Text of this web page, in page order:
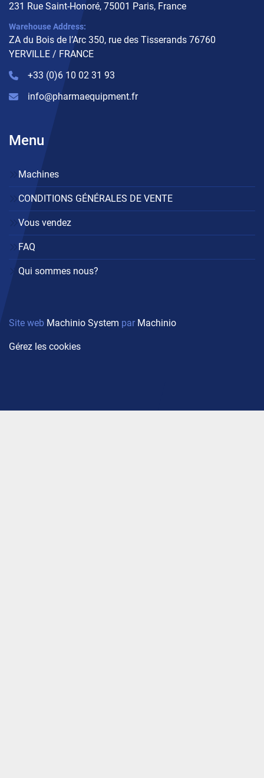
231 Rue Saint-Honoré, 75001 Paris, France
Warehouse Address:
ZA du Bois de l’Arc 350, rue des Tisserands 76760
YERVILLE / FRANCE
+33 (0)6 10 02 31 93
info@pharmaequipment.fr
Menu
Machines
CONDITIONS GÉNÉRALES DE VENTE
Vous vendez
FAQ
Qui sommes nous?
Site web Machinio System par Machinio
Gérez les cookies